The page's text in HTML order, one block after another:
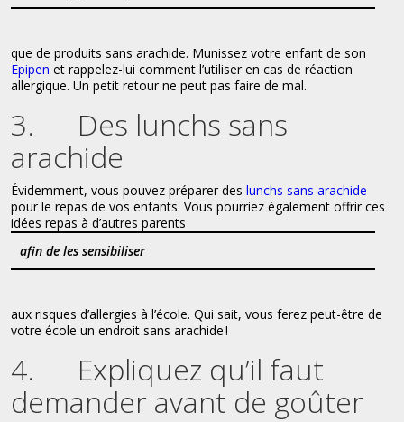
que de produits sans arachide. Munissez votre enfant de son
Epipen et rappelez-lui comment l’utiliser en cas de réaction
allergique. Un petit retour ne peut pas faire de mal.
3. Des lunchs sans
arachide
Évidemment, vous pouvez préparer des lunchs sans arachide
pour le repas de vos enfants. Vous pourriez également offrir ces
idées repas à d’autres parents
afin de les sensibiliser
aux risques d’allergies à l’école. Qui sait, vous ferez peut-être de
votre école un endroit sans arachide !
4. Expliquez qu’il faut
demander avant de goûter